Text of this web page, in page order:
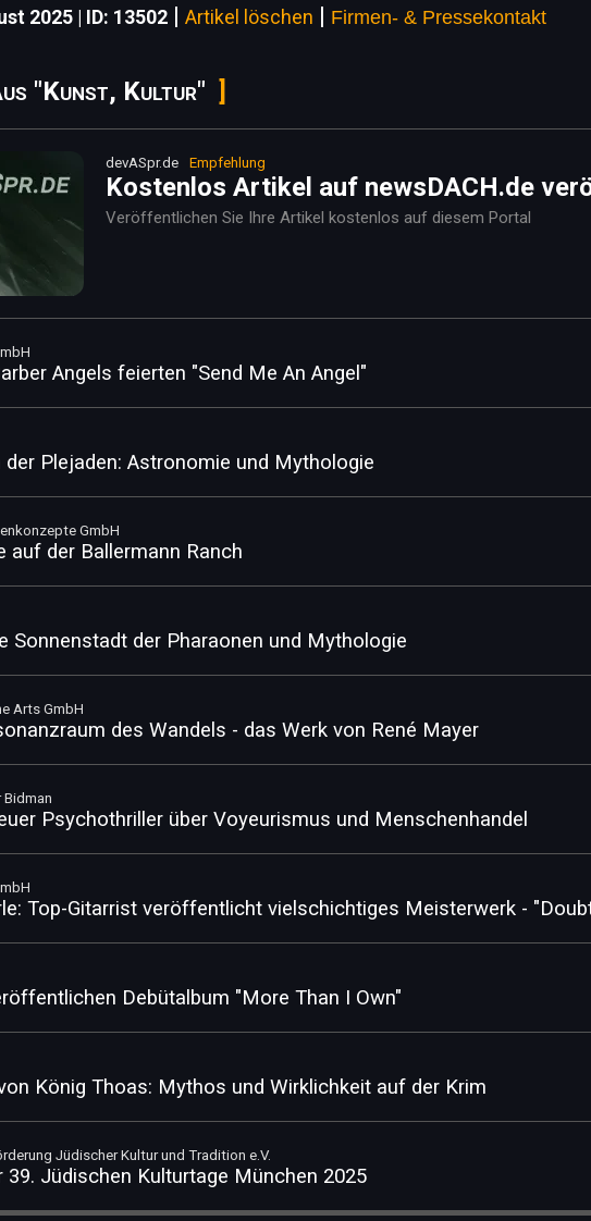
2025 | ID: 13502 | Artikel löschen | Firmen- & Pressekontakt
"Kunst, Kultur"
devASpr.de Empfehlung
Kostenlos Artikel auf newsDACH.de
Veröffentlichen Sie Ihre Artikel kostenlos auf diesem Portal
Angels feierten "Send Me An Angel"
der Plejaden: Astronomie und Mythologie
GmbH
auf der Ballermann Ranch
Sonnenstadt der Pharaonen und Mythologie
Arts GmbH
des Wandels - das Werk von René Mayer
Psychothriller über Voyeurismus und Menschenhandel
Top-Gitarrist veröffentlicht vielschichtiges Meisterwerk -
Debütalbum "More Than I Own"
König Thoas: Mythos und Wirklichkeit auf der Krim
Jüdischer Kultur und Tradition e.V.
39. Jüdischen Kulturtage München 2025